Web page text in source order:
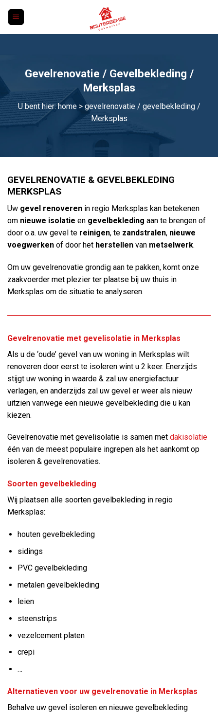
Gevelrenovatie / Gevelbekleding /
Merksplas
U bent hier:home> gevelrenovatie / gevelbekleding /
Merksplas
GEVELRENOVATIE & GEVELBEKLEDING
MERKSPLAS
Uw gevel renoveren in regio Merksplas kan betekenen
om nieuwe isolatie en gevelbekleding aan te brengen of
door o.a. uw gevel te reinigen, te zandstralen, nieuwe
voegwerken of door het herstellen van metselwerk.
Om uw gevelrenovatie grondig aan te pakken, komt onze
zaakvoerder met plezier ter plaatse bij uw thuis in
Merksplas om de situatie te analyseren.
Gevelrenovatie met gevelisolatie in Merksplas
Als u de ‘oude’ gevel van uw woning in Merksplas wilt
renoveren door eerst te isoleren wint u 2 keer. Enerzijds
stijgt uw woning in waarde & zal uw energiefactuur
verlagen, en anderzijds zal uw gevel er weer als nieuw
uitzien vanwege een nieuwe gevelbekleding die u kan
kiezen.
Gevelrenovatie met gevelisolatie is samen met dakisolatie
één van de meest populaire ingrepen als het aankomt op
isoleren & gevelrenovaties.
Soorten gevelbekleding
Wij plaatsen alle soorten gevelbekleding in regio
Merksplas:
houten gevelbekleding
sidings
PVC gevelbekleding
metalen gevelbekleding
leien
steenstrips
vezelcement platen
crepi
…
Alternatieven voor uw gevelrenovatie in Merksplas
Behalve uw gevel isoleren en nieuwe gevelbekleding